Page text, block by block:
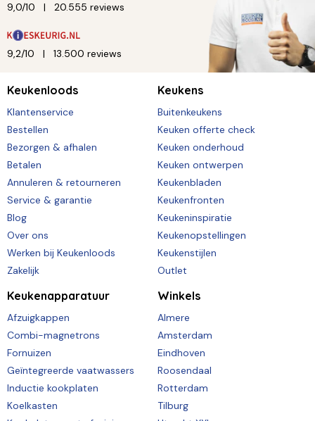
9,0/10 20.555 reviews
9,2/10 13.500 reviews
Keukenloods
Klantenservice
Bestellen
Bezorgen & afhalen
Betalen
Annuleren & retourneren
Service & garantie
Blog
Over ons
Werken bij Keukenloods
Zakelijk
Keukens
Buitenkeukens
Keuken offerte check
Keuken onderhoud
Keuken ontwerpen
Keukenbladen
Keukenfronten
Keukeninspiratie
Keukenopstellingen
Keukenstijlen
Outlet
Keukenapparatuur
Afzuigkappen
Combi-magnetrons
Fornuizen
Geïntegreerde vaatwassers
Inductie kookplaten
Koelkasten
Winkels
Almere
Amsterdam
Eindhoven
Roosendaal
Rotterdam
Tilburg